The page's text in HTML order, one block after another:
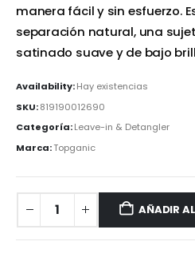
manera fácil y sin esfuerzo.
separación natural, una
satinado suave y de bajo
Availability:Hay existencias
SKU:819190012690
Categoría:Leave-in & Detangler
Marca:Topganic
AÑADIR